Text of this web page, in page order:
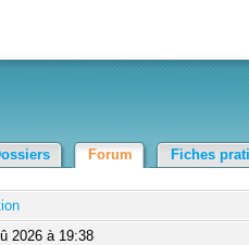
Forum Fiches
2026 à 19:38